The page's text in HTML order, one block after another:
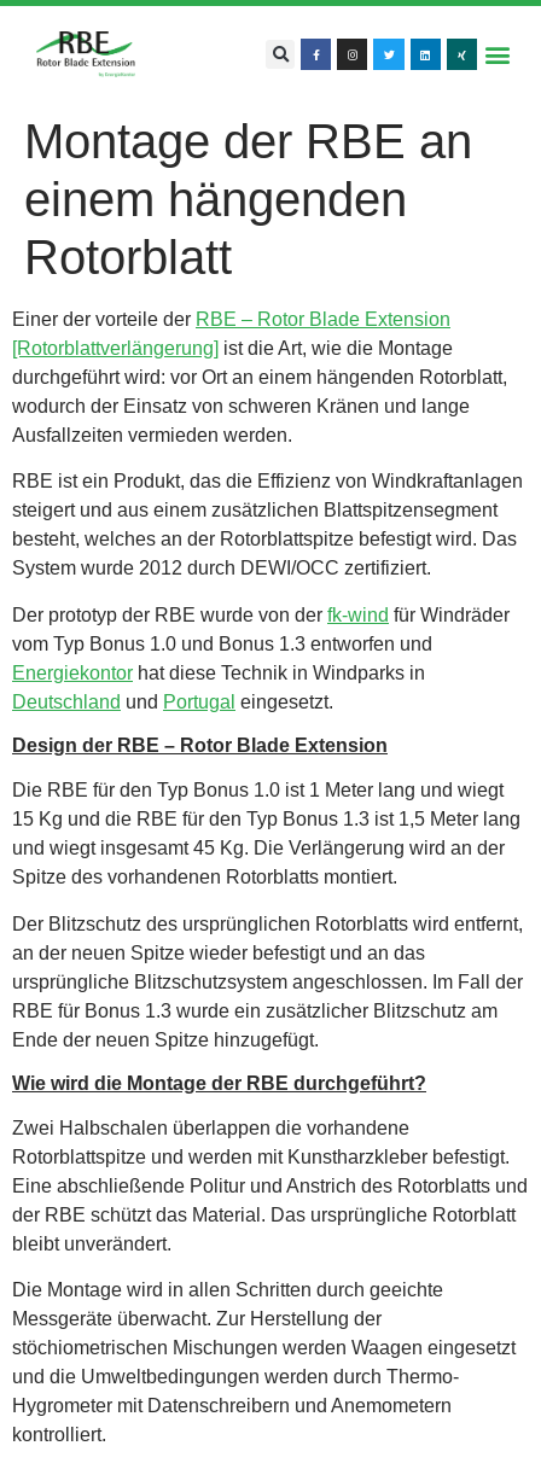
Montage der RBE an
einem hängenden
Rotorblatt
Einer der vorteile der RBE – Rotor Blade Extension
[Rotorblattverlängerung] ist die Art, wie die Montage
durchgeführt wird: vor Ort an einem hängenden Rotorblatt,
wodurch der Einsatz von schweren Kränen und lange
Ausfallzeiten vermieden werden.
RBE ist ein Produkt, das die Effizienz von Windkraftanlagen
steigert und aus einem zusätzlichen Blattspitzensegment
besteht, welches an der Rotorblattspitze befestigt wird. Das
System wurde 2012 durch DEWI/OCC zertifiziert.
Der prototyp der RBE wurde von der fk-wind für Windräder
vom Typ Bonus 1.0 und Bonus 1.3 entworfen und
Energiekontor hat diese Technik in Windparks in
Deutschland und Portugal eingesetzt.
Design der RBE – Rotor Blade Extension
Die RBE für den Typ Bonus 1.0 ist 1 Meter lang und wiegt
15 Kg und die RBE für den Typ Bonus 1.3 ist 1,5 Meter lang
und wiegt insgesamt 45 Kg. Die Verlängerung wird an der
Spitze des vorhandenen Rotorblatts montiert.
Der Blitzschutz des ursprünglichen Rotorblatts wird entfernt,
an der neuen Spitze wieder befestigt und an das
ursprüngliche Blitzschutzsystem angeschlossen. Im Fall der
RBE für Bonus 1.3 wurde ein zusätzlicher Blitzschutz am
Ende der neuen Spitze hinzugefügt.
Wie wird die Montage der RBE durchgeführt?
Zwei Halbschalen überlappen die vorhandene
Rotorblattspitze und werden mit Kunstharzkleber befestigt.
Eine abschließende Politur und Anstrich des Rotorblatts und
der RBE schützt das Material. Das ursprüngliche Rotorblatt
bleibt unverändert.
Die Montage wird in allen Schritten durch geeichte
Messgeräte überwacht. Zur Herstellung der
stöchiometrischen Mischungen werden Waagen eingesetzt
und die Umweltbedingungen werden durch Thermo-
Hygrometer mit Datenschreibern und Anemometern
kontrolliert.